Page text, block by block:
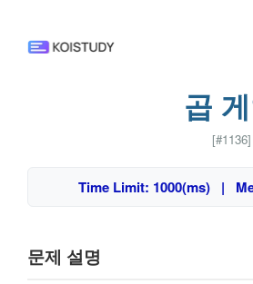
곱
[#1136]
Time Limit: 1000(ms) |
문제 설명